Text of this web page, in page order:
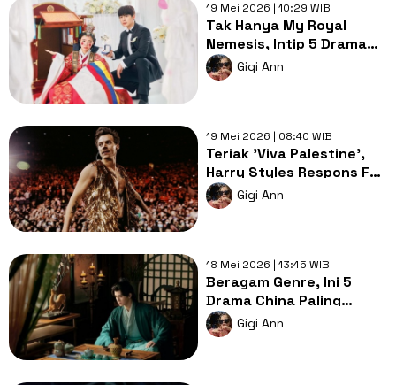
19 Mei 2026 | 10:29 WIB
Tak Hanya My Royal
Nemesis, Intip 5 Drama
Korea Time Travel ke Era
Modern
Gigi Ann
19 Mei 2026 | 08:40 WIB
Teriak 'Viva Palestine',
Harry Styles Respons Fan
Saat Konser di Belanda
Gigi Ann
18 Mei 2026 | 13:45 WIB
Beragam Genre, Ini 5
Drama China Paling
Populer di Bulan Mei 2026
Gigi Ann